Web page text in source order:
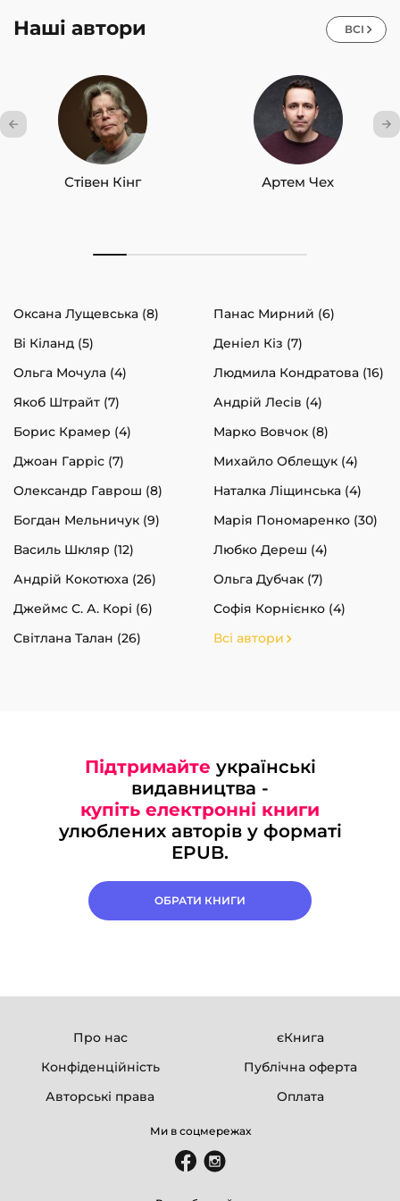
Наші автори ВСІ
Стівен Кінг Артем Чех
Оксана Лущевська (8)
Панас Мирний (6)
Ві Кіланд (5)
Деніел Кіз (7)
Ольга Мочула (4)
Людмила Кондратова (16)
Якоб Штрайт (7)
Андрій Лесів (4)
Борис Крамер (4)
Марко Вовчок (8)
Джоан Гарріс (7)
Михайло Облещук (4)
Олександр Гаврош (8)
Наталка Ліщинська (4)
Богдан Мельничук (9)
Марія Пономаренко (30)
Василь Шкляр (12)
Любко Дереш (4)
Андрій Кокотюха (26)
Ольга Дубчак (7)
Джеймс С. А. Корі (6)
Софія Корнієнко (4)
Світлана Талан (26)
Всі автори
Підтримайте українські
видавництва -
купіть електронні книги
улюблених авторів у форматі
EPUB.
ОБРАТИ КНИГИ
Про нас
єКнига
Конфіденційність
Публічна оферта
Авторські права
Оплата
Ми в соцмережах